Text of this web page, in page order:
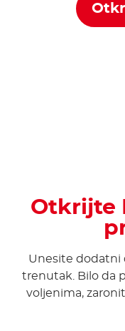
Otkrijte
Unesite dodatni
trenutak. Bilo da
voljenima,